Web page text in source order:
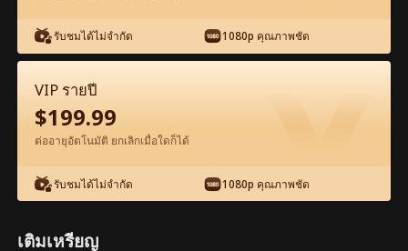
ตอน55-ภาพยนตร์ มังกรผงาดฟ้า เต็มเรื่อง
ภาพยนตร์เต็มเรื่อง
1-50 51-100
55 56 58
รับชมได้ไม่จำกัด 1080p คุณภาพชัด
VIP รายปี
$199.99
ต่ออายุอัตโนมัติ ยกเลิกเมื่อใดก็ได้
รับชมได้ไม่จำกัด 1080p คุณภาพชัด
เติมเหรียญ